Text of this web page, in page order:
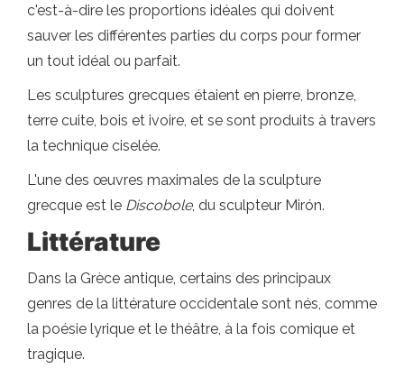
c'est-à-dire les proportions idéales qui doivent
sauver les différentes parties du corps pour former
un tout idéal ou parfait.
Les sculptures grecques étaient en pierre, bronze,
terre cuite, bois et ivoire, et se sont produits à travers
la technique ciselée.
L'une des œuvres maximales de la sculpture
grecque est le Discobole, du sculpteur Mirón.
Littérature
Dans la Grèce antique, certains des principaux
genres de la littérature occidentale sont nés, comme
la poésie lyrique et le théâtre, à la fois comique et
tragique.